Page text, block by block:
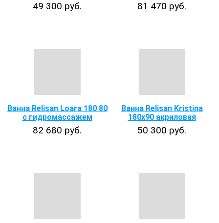
49 300 руб. 81 470 руб.
Ванна Relisan Loara 180 80
с гидромассажем
82 680 руб.
Ванна Relisan Kristina
180x90 акриловая
50 300 руб.